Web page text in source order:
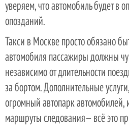
уверяем, что автомобиль будет в
опозданий.
Такси в Москве просто обязано
автомобиля пассажиры должны
независимо от длительности
за бортом. Дополнительные
огромный автопарк
маршруты следования— всё это